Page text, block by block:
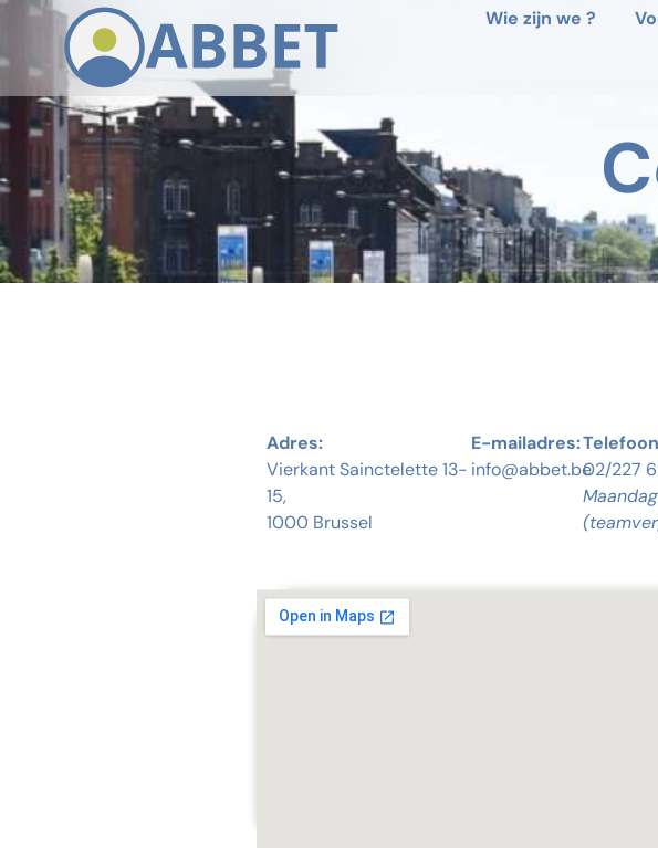
Wie zijn we ?
Adres:
Vierkant Sainctelette 13-
15,
1000 Brussel
E-mailadres:
info@abbet.be02/227